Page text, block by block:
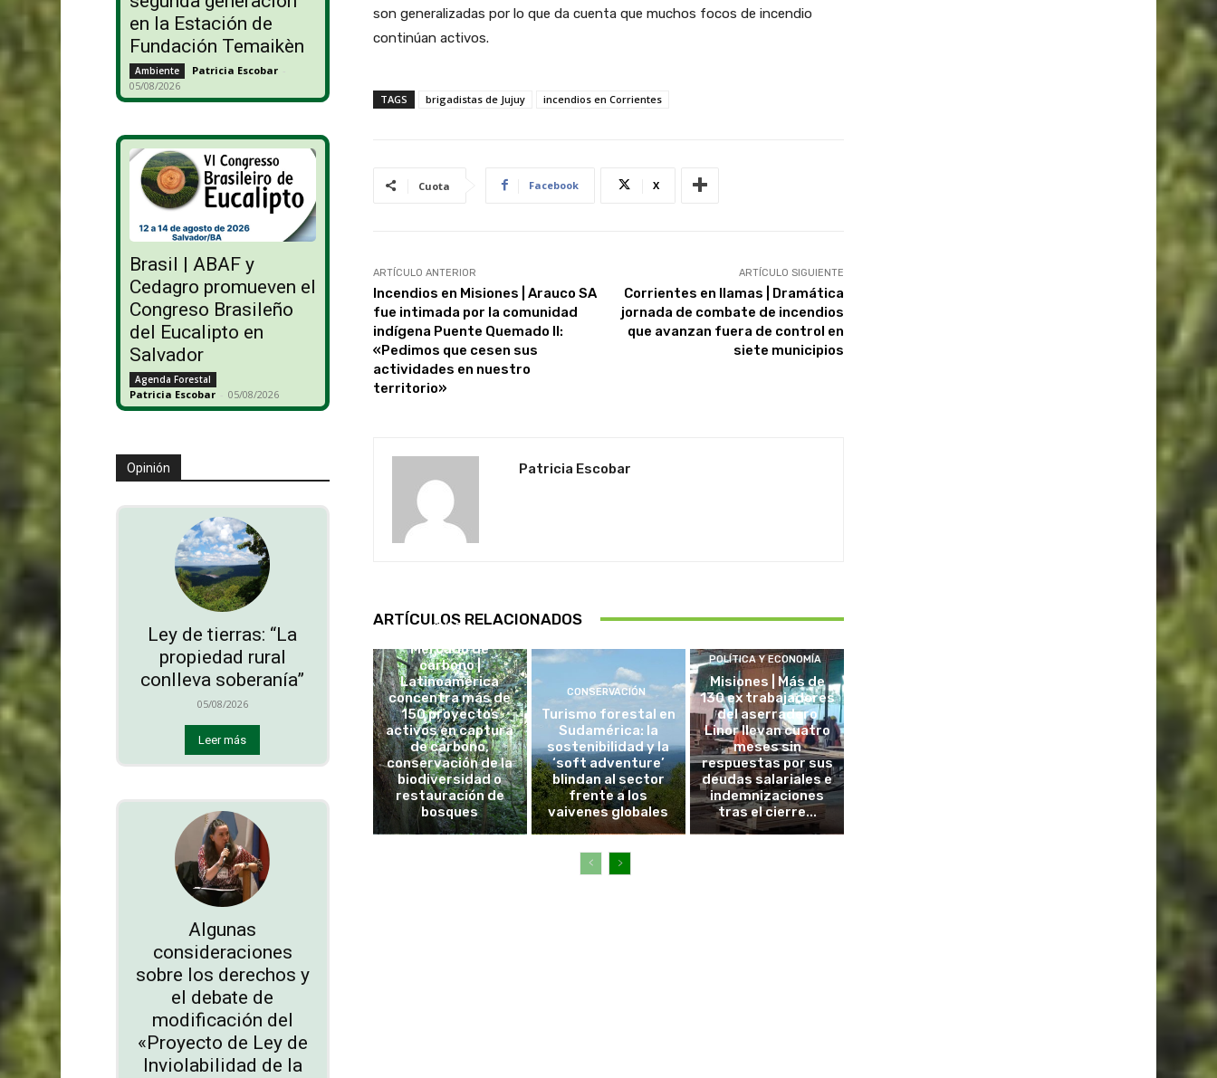
en la Estación de
Fundación Temaikèn
Ambiente Patricia Escobar -
05/08/2026
Brasil | ABAF y
Cedagro promueven el
Congreso Brasileño
del Eucalipto en
Salvador
Agenda Forestal
Patricia Escobar - 05/08/2026
Opinión
Ley de tierras: “La
propiedad rural
conlleva soberanía”
05/08/2026
Leer más
Algunas
consideraciones
sobre los derechos y
el debate de
modificación del
«Proyecto de Ley de
Inviolabilidad de la
son generalizadas por lo que da cuenta que muchos focos de incendio
continúan activos.
TAGS brigadistas de Jujuy incendios en Corrientes
Cuota Facebook X
ARTÍCULO ANTERIOR
Incendios en Misiones | Arauco SA
fue intimada por la comunidad
indígena Puente Quemado II:
«Pedimos que cesen sus
actividades en nuestro
territorio»
ARTÍCULO SIGUIENTE
Corrientes en llamas | Dramática
jornada de combate de incendios
que avanzan fuera de control en
siete municipios
Patricia Escobar
ARTÍCULOS RELACIONADOS
CHILE
Mercado de
carbono |
Latinoamérica
concentra más de
150 proyectos
activos en captura
de carbono,
conservación de la
biodiversidad o
restauración de
bosques
CONSERVACIÓN
Turismo forestal en
Sudamérica: la
sostenibilidad y la
‘soft adventure’
blindan al sector
frente a los
vaivenes globales
POLÍTICA Y ECONOMÍA
Misiones | Más de
130 ex trabajadores
del aserradero
Linor llevan cuatro
meses sin
respuestas por sus
deudas salariales e
indemnizaciones
tras el cierre...